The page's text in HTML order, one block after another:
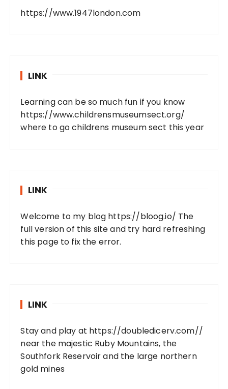
https://www.1947london.com
LINK
Learning can be so much fun if you know
https://www.childrensmuseumsect.org/
where to go childrens museum sect this year
LINK
Welcome to my blog https://bloog.io/ The
full version of this site and try hard refreshing
this page to fix the error.
LINK
Stay and play at https://doubledicerv.com//
near the majestic Ruby Mountains, the
Southfork Reservoir and the large northern
gold mines